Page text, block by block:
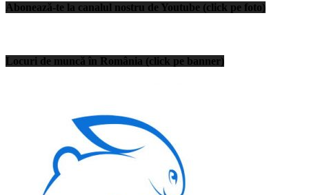
Abonează-te la canalul nostru de Youtube (click pe foto)
Locuri de muncă în România (click pe banner)